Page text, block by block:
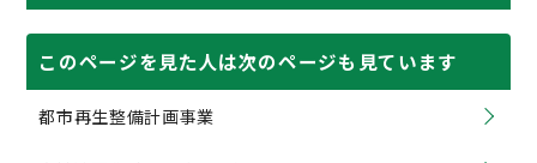
このページを見た人は次のページも見ています
都市再生整備計画事業